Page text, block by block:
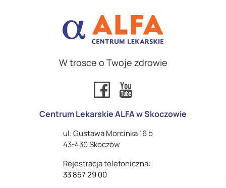
W trosce o Twoje zdrowie
Centrum Lekarskie ALFA w Skoczowie
ul. Gustawa Morcinka 16 b
43-430 Skoczów
Rejestracja telefoniczna:
33 857 29 00